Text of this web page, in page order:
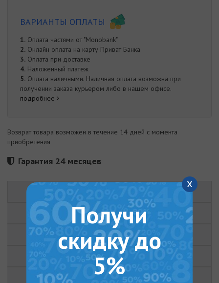
ВАРИАНТЫ ОПЛАТЫ
1. Оплата частями от "Monobank"
2. Онлайн оплата на карту Приват Банка
3. Оплата при доставке
4. Наложенный платеж
5. Оплата наличными. Наличная оплата возможна при
получении заказа курьером либо в нашем офисе.
подробнее
Возврат товара возможен в течение 14 дней с момента
приобретения
Гарантия 24 месяцев
ОПИСАНИЕ
ХАРАКТЕРИСТИКИ
ОТЗЫВЫ (0)
ДОКУМЕНТЫ
ВИДЕО
x
Получи
скидку до
5%